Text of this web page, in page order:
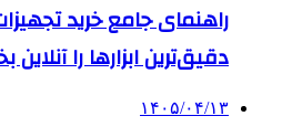
راهنمای جامع خرید
دقیق‌ترین ابزارها را آنلاین
۱۴۰۵/۰۴/۱۳